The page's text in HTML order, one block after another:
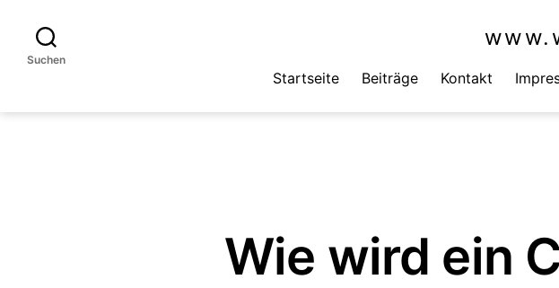
Startseite Beiträge Kontakt
Suchen
Wie wird ein